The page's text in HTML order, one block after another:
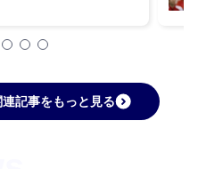
記事をもっと見る